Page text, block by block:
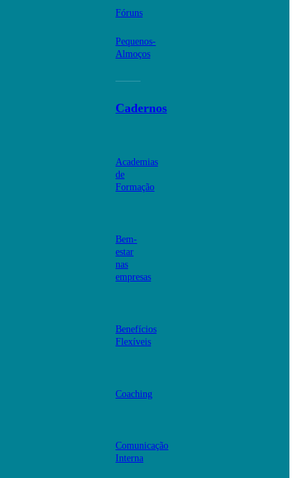
Fóruns
Pequenos-
Almoços
Cadernos
Academias
de
Formação
Bem-
estar
nas
empresas
Benefícios
Flexíveis
Coaching
Comunicação
Interna